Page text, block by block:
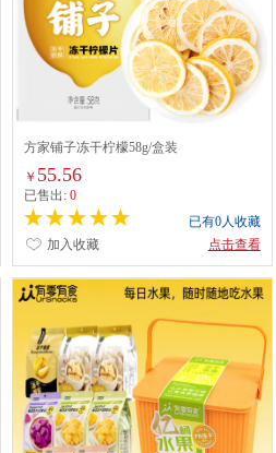
方家铺子冻干柠檬58g/盒装
￥ 55.56
已售出: 0
已有0人收藏
点击查看
加入收藏